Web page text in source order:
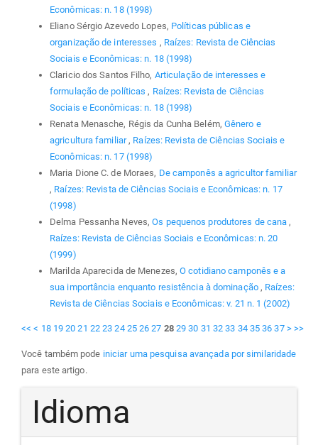
Econômicas: n. 18 (1998)
Eliano Sérgio Azevedo Lopes, Políticas públicas e
organização de interesses , Raízes: Revista de Ciências
Sociais e Econômicas: n. 18 (1998)
Claricio dos Santos Filho, Articulação de interesses e
formulação de políticas, Raízes: Revista de Ciências
Sociais e Econômicas: n. 18 (1998)
Renata Menasche, Régis da Cunha Belém, Gênero e
agricultura familiar, Raízes: Revista de Ciências Sociais e
Econômicas: n. 17 (1998)
Maria Dione C. de Moraes, De camponês a agricultor familiar
, Raízes: Revista de Ciências Sociais e Econômicas: n. 17
(1998)
Delma Pessanha Neves,Os pequenos produtores de cana,
Raízes: Revista de Ciências Sociais e Econômicas: n. 20
(1999)
Marilda Aparecida de Menezes,O cotidiano camponês e a
sua importância enquanto resistência à dominação , Raízes:
Revista de Ciências Sociais e Econômicas: v. 21 n. 1 (2002)
<< < 18 19 20 21 22 23 24 25 26 27 28 29 30 31 32 33 34 35 36 37 > >>
Você também pode iniciar uma pesquisa avançada por similaridade
para este artigo.
Idioma